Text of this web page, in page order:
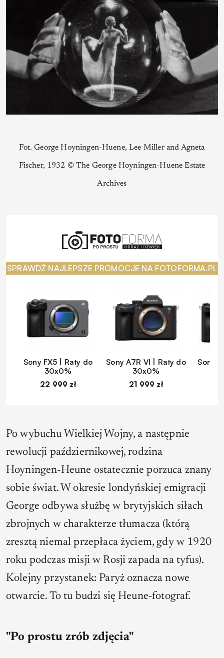
Fot. George Hoyningen-Huene, Lee Miller and Agneta
Fischer, 1932 © The George Hoyningen-Huene Estate
Archives
SPRAWDŹ NAJLEPSZE PROMOCJE NA FOTOFORMA.PL
Sony FX5 | Raty do
30x0%
22 999 zł
Sony A7R VI | Raty do
30x0%
21 999 zł
Sony
Po wybuchu Wielkiej Wojny, a następnie
rewolucji październikowej, rodzina
Hoyningen-Heune ostatecznie porzuca znany
sobie świat. W okresie londyńskiej emigracji
George odbywa służbę w brytyjskich siłach
zbrojnych w charakterze tłumacza (którą
zresztą niemal przepłaca życiem, gdy w 1920
roku podczas misji w Rosji zapada na tyfus).
Kolejny przystanek: Paryż oznacza nowe
otwarcie. To tu budzi się Heune-fotograf.
"Po prostu zrób zdjęcia"